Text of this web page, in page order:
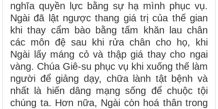
nghĩa quyền lực bằng sự hạ mình phục vụ.
Ngài đã lật ngược thang giá trị của thế gian
khi thay cẩm bào bằng tấm khăn lau chân
các môn đệ sau khi rửa chân cho họ, khi
Ngài lấy máng cỏ và thập giá thay cho ngai
vàng. Chúa Giê-su phục vụ khi xuống thế làm
người để giảng dạy, chữa lành tật bệnh và
nhất là hiến dâng mạng sống để chuộc tội
chúng ta. Hơn nữa, Ngài còn hoá thân trong